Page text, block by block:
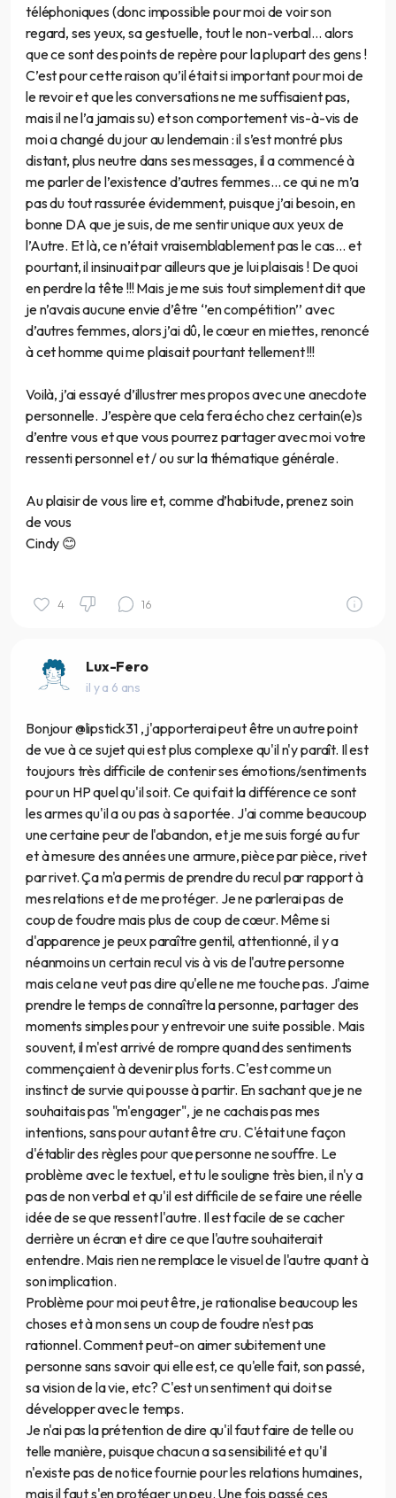
téléphoniques (donc impossible pour moi de voir son
regard, ses yeux, sa gestuelle, tout le non-verbal… alors
que ce sont des points de repère pour la plupart des gens !
C’est pour cette raison qu’il était si important pour moi de
le revoir et que les conversations ne me suffisaient pas,
mais il ne l’a jamais su) et son comportement vis-à-vis de
moi a changé du jour au lendemain : il s’est montré plus
distant, plus neutre dans ses messages, il a commencé à
me parler de l’existence d’autres femmes… ce qui ne m’a
pas du tout rassurée évidemment, puisque j’ai besoin, en
bonne DA que je suis, de me sentir unique aux yeux de
l’Autre. Et là, ce n’était vraisemblablement pas le cas… et
pourtant, il insinuait par ailleurs que je lui plaisais ! De quoi
en perdre la tête !!! Mais je me suis tout simplement dit que
je n’avais aucune envie d’être ‘’en compétition’’ avec
d’autres femmes, alors j’ai dû, le cœur en miettes, renoncé
à cet homme qui me plaisait pourtant tellement !!!
Voilà, j’ai essayé d’illustrer mes propos avec une anecdote
personnelle. J’espère que cela fera écho chez certain(e)s
d’entre vous et que vous pourrez partager avec moi votre
ressenti personnel et / ou sur la thématique générale.
Au plaisir de vous lire et, comme d’habitude, prenez soin
de vous
Cindy 😊
4 16
Lux-Fero
il y a 6 ans
Bonjour @lipstick31 , j'apporterai peut être un autre point
de vue à ce sujet qui est plus complexe qu'il n'y paraît. Il est
toujours très difficile de contenir ses émotions/sentiments
pour un HP quel qu'il soit. Ce qui fait la différence ce sont
les armes qu'il a ou pas à sa portée. J'ai comme beaucoup
une certaine peur de l'abandon, et je me suis forgé au fur
et à mesure des années une armure, pièce par pièce, rivet
par rivet. Ça m'a permis de prendre du recul par rapport à
mes relations et de me protéger. Je ne parlerai pas de
coup de foudre mais plus de coup de cœur. Même si
d'apparence je peux paraître gentil, attentionné, il y a
néanmoins un certain recul vis à vis de l'autre personne
mais cela ne veut pas dire qu'elle ne me touche pas. J'aime
prendre le temps de connaître la personne, partager des
moments simples pour y entrevoir une suite possible. Mais
souvent, il m'est arrivé de rompre quand des sentiments
commençaient à devenir plus forts. C'est comme un
instinct de survie qui pousse à partir. En sachant que je ne
souhaitais pas "m'engager", je ne cachais pas mes
intentions, sans pour autant être cru. C'était une façon
d'établir des règles pour que personne ne souffre. Le
problème avec le textuel, et tu le souligne très bien, il n'y a
pas de non verbal et qu'il est difficile de se faire une réelle
idée de se que ressent l'autre. Il est facile de se cacher
derrière un écran et dire ce que l'autre souhaiterait
entendre. Mais rien ne remplace le visuel de l'autre quant à
son implication.
Problème pour moi peut être, je rationalise beaucoup les
choses et à mon sens un coup de foudre n'est pas
rationnel. Comment peut-on aimer subitement une
personne sans savoir qui elle est, ce qu'elle fait, son passé,
sa vision de la vie, etc? C'est un sentiment qui doit se
développer avec le temps.
Je n'ai pas la prétention de dire qu'il faut faire de telle ou
telle manière, puisque chacun a sa sensibilité et qu'il
n'existe pas de notice fournie pour les relations humaines,
mais il faut s'en protéger un peu. Une fois passé ces